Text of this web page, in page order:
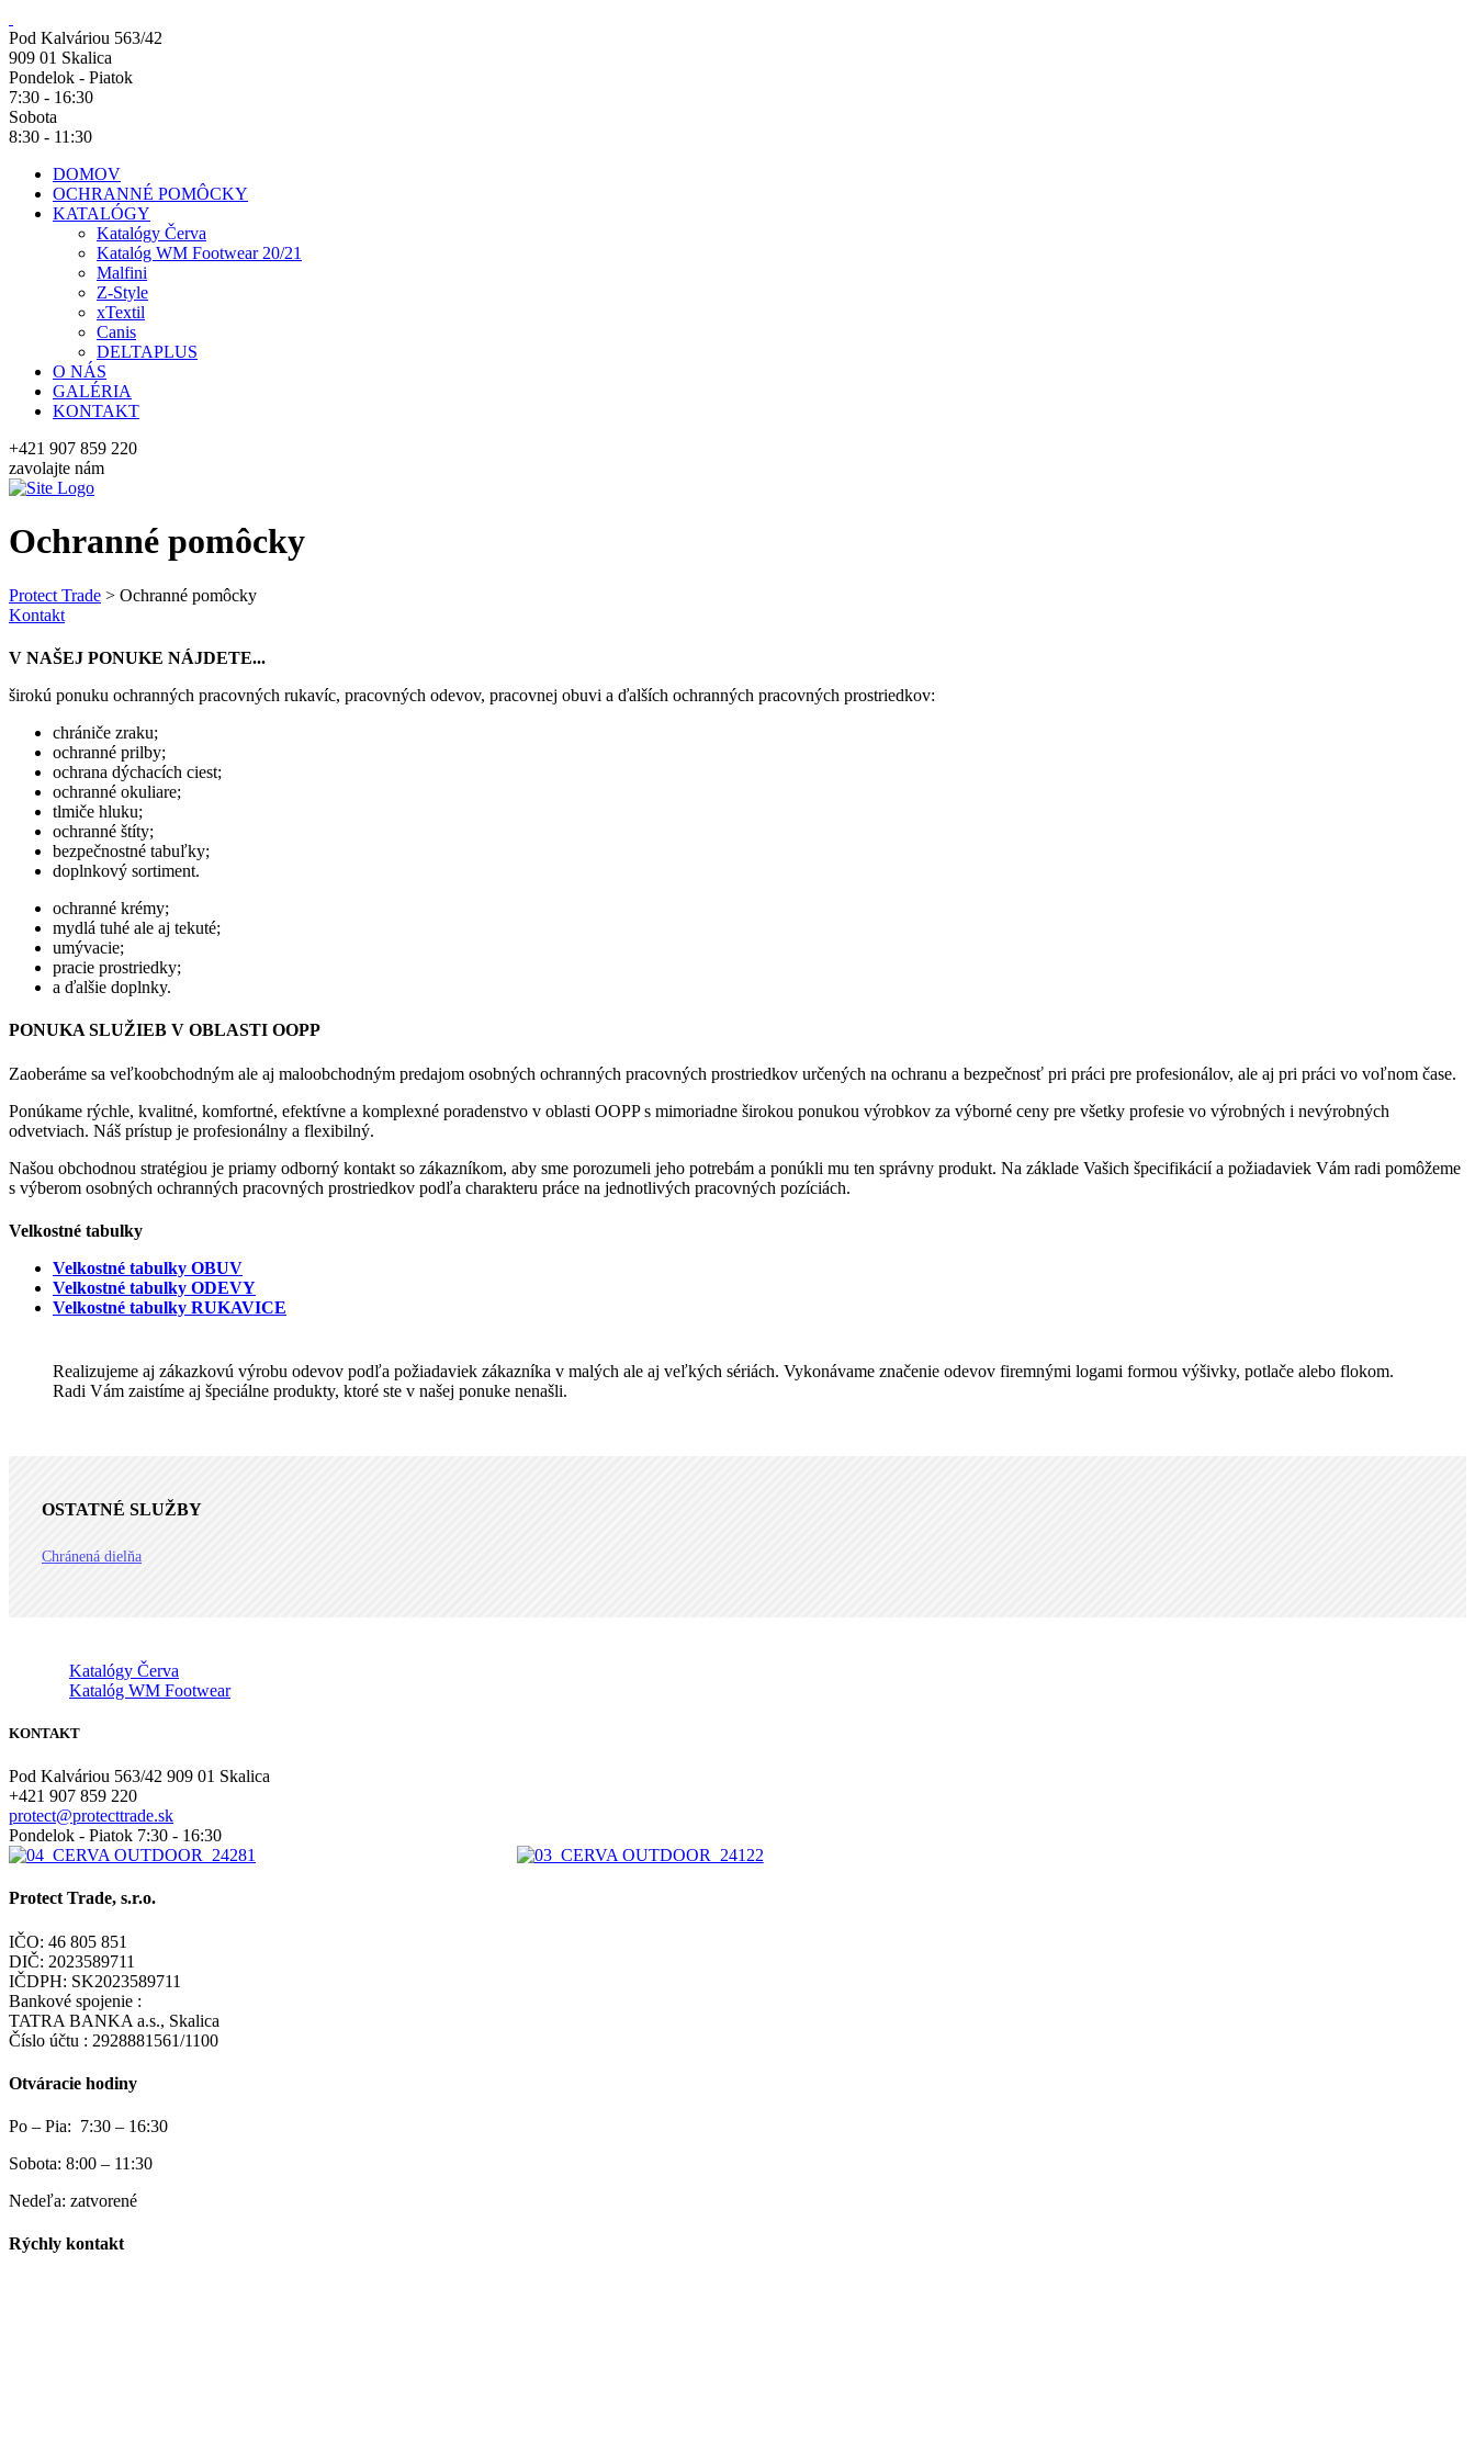
Pod Kalváriou 563/42
909 01 Skalica
Pondelok - Piatok
7:30 - 16:30
Sobota
8:30 - 11:30
DOMOV
OCHRANNÉ POMÔCKY
KATALÓGY
Katalógy Červa
Katalóg WM Footwear 20/21
Malfini
Z-Style
xTextil
Canis
DELTAPLUS
O NÁS
GALÉRIA
KONTAKT
+421 907 859 220
zavolajte nám
Ochranné pomôcky
Protect Trade > Ochranné pomôcky
Kontakt
V NAŠEJ PONUKE NÁJDETE...
širokú ponuku ochranných pracovných rukavíc, pracovných odevov, pracovnej obuvi a ďalších ochranných pracovných prostriedkov:
chrániče zraku;
ochranné prilby;
ochrana dýchacích ciest;
ochranné okuliare;
tlmiče hluku;
ochranné štíty;
bezpečnostné tabuľky;
doplnkový sortiment.
ochranné krémy;
mydlá tuhé ale aj tekuté;
umývacie;
pracie prostriedky;
a ďalšie doplnky.
PONUKA SLUŽIEB V OBLASTI OOPP
Zaoberáme sa veľkoobchodným ale aj maloobchodným predajom osobných ochranných pracovných prostriedkov určených na ochranu a bezpečnosť pri práci pre profesionálov, ale aj pri práci vo voľnom čase.
Ponúkame rýchle, kvalitné, komfortné, efektívne a komplexné poradenstvo v oblasti OOPP s mimoriadne širokou ponukou výrobkov za výborné ceny pre všetky profesie vo výrobných i nevýrobných
odvetviach. Náš prístup je profesionálny a flexibilný.
Našou obchodnou stratégiou je priamy odborný kontakt so zákazníkom, aby sme porozumeli jeho potrebám a ponúkli mu ten správny produkt. Na základe Vašich špecifikácií a požiadaviek Vám radi pomôžeme
s výberom osobných ochranných pracovných prostriedkov podľa charakteru práce na jednotlivých pracovných pozíciách.
Velkostné tabulky
Velkostné tabulky OBUV
Velkostné tabulky ODEVY
Velkostné tabulky RUKAVICE
Realizujeme aj zákazkovú výrobu odevov podľa požiadaviek zákazníka v malých ale aj veľkých sériách. Vykonávame značenie odevov firemnými logami formou výšivky, potlače alebo flokom.
Radi Vám zaistíme aj špeciálne produkty, ktoré ste v našej ponuke nenašli.
OSTATNÉ SLUŽBY
Chránená dielňa
Katalógy Červa
Katalóg WM Footwear
KONTAKT
Pod Kalváriou 563/42 909 01 Skalica
+421 907 859 220
protect@protecttrade.sk
Pondelok - Piatok 7:30 - 16:30
Protect Trade, s.r.o.
IČO: 46 805 851
DIČ: 2023589711
IČDPH: SK2023589711
Bankové spojenie :
TATRA BANKA a.s., Skalica
Číslo účtu : 2928881561/1100
Otváracie hodiny
Po – Pia: 7:30 – 16:30
Sobota: 8:00 – 11:30
Nedeľa: zatvorené
Rýchly kontakt